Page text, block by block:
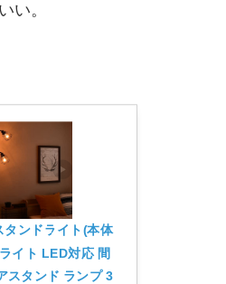
い。
タンドライト(本体
イト LED対応 間
スタンド ランプ 3